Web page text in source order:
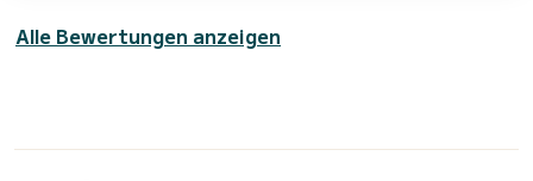
Alle Bewertungen anzeigen